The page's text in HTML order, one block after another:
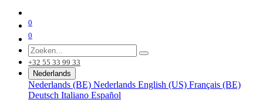
0
0
+32 55 33 99 33
Nederlands
Nederlands (BE) Nederlands English (US) Français (BE)
Deutsch Italiano Español